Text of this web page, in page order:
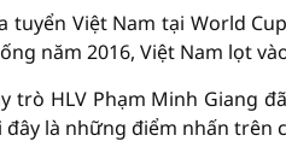
tuyển Việt Nam tại World
năm 2016, Việt Nam lọt
trò HLV Phạm Minh Giang
đây là những điểm nhấn trên